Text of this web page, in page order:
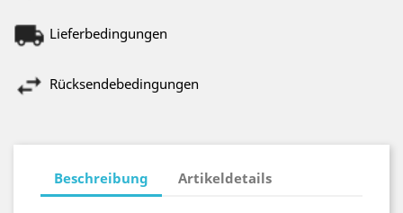
Lieferbedingungen
Rücksendebedingungen
Beschreibung Artikeldetails